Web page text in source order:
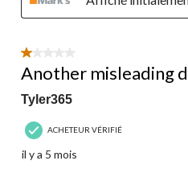
1 étoile(s) sur 5.
Another misleading
Tyler365
ACHETEUR VÉRIFIÉ
il y a 5 mois